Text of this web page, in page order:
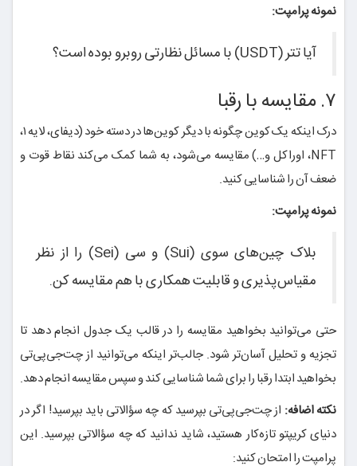
نمونه پرامپت:
آیا تتر (USDT) با مسائل نظارتی روبرو بوده است؟
۷. مقایسه با رقبا
درک اینکه یک کوین چگونه با دیگر کوین‌ها در دسته خود (دیفای، لایه ۱،
NFT، اوراکل و…) مقایسه می‌شود، به شما کمک می‌کند نقاط قوت و
ضعف آن را شناسایی کنید.
نمونه پرامپت:
بلاک چین‌های سوی (Sui) و سی (Sei) را از نظر
مقیاس‌پذیری و قابلیت همکاری با هم مقایسه کن.
حتی می‌توانید بخواهید مقایسه را در قالب یک جدول انجام دهد تا
تجزیه و تحلیل آسان‌تر شود. جالب‌تر اینکه می‌توانید از چت‌جی‌پی‌تی
بخواهید ابتدا رقبا را برای شما شناسایی کند و سپس مقایسه انجام دهد.
نکته اضافه: از چت‌جی‌پی‌تی بپرسید که چه سؤالاتی باید بپرسید! اگر در
دنیای کریپتو تازه‌کار هستید، شاید ندانید که چه سؤالاتی بپرسید. این
پرامپت را امتحان کنید: